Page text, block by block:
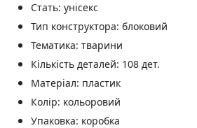
Стать: унісекс
Тип конструктора: блоковий
Тематика: тварини
Кількість деталей: 108 дет.
Матеріал: пластик
Колір: кольоровий
Упаковка: коробка